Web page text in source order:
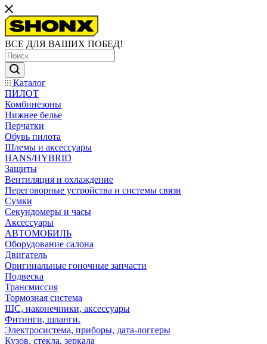
ВСЕ ДЛЯ ВАШИХ ПОБЕД!
Каталог
ПИЛОТ
Комбинезоны
Нижнее белье
Перчатки
Обувь пилота
Шлемы и аксессуары
HANS/HYBRID
Защиты
Вентиляция и охлаждение
Переговорные устройства и системы связи
Сумки
Секундомеры и часы
Аксессуары
АВТОМОБИЛЬ
Оборудование салона
Двигатель
Оригинальные гоночные запчасти
Подвеска
Трансмиссия
Тормозная система
ШС, наконечники, аксессуары
Фитинги, шланги.
Электросистема, приборы, дата-логгеры
Кузов, стекла, зеркала